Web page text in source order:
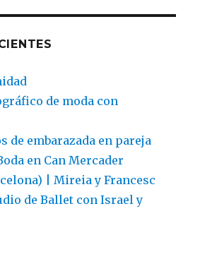
de moda con
de embarazada en pareja
en Can Mercader
| Mireia y Francesc
de Ballet con Israel y